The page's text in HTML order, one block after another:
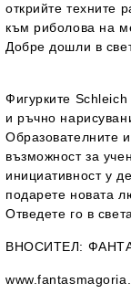
открийте техните
към риболова на
Добре дошли в
Фигурките
и ръчно
Образователните
възможност за
инициативност у
подарете новата
Отведете го в
ВНОСИТЕЛ: